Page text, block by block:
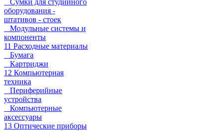
Сумки для студийного
оборудования -
штативов - стоек
Модульные системы и
компоненты
11 Расходные материалы
Бумага
Картриджи
12 Компьютерная
техника
Периферийные
устройства
Компьютерные
аксессуары
13 Оптические приборы